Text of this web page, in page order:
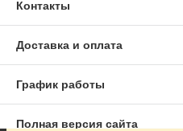
Контакты
Доставка и оплата
График работы
Полная версия сайта